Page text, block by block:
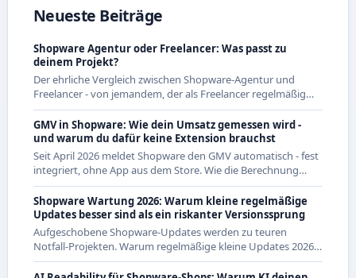
Neueste Beiträge
Shopware Agentur oder Freelancer: Was passt zu
deinem Projekt?
Der ehrliche Vergleich zwischen Shopware-Agentur und
Freelancer - von jemandem, der als Freelancer regelmäßig
mit Agenturen zusammenarbeitet und beide Seiten kennt.
GMV in Shopware: Wie dein Umsatz gemessen wird -
und warum du dafür keine Extension brauchst
Seit April 2026 meldet Shopware den GMV automatisch - fest
integriert, ohne App aus dem Store. Wie die Berechnung
genau funktioniert und was das für CE-Händler bedeutet.
Shopware Wartung 2026: Warum kleine regelmäßige
Updates besser sind als ein riskanter Versionssprung
Aufgeschobene Shopware-Updates werden zu teuren
Notfall-Projekten. Warum regelmäßige kleine Updates 2026
die wirtschaftlichere Strategie sind - mit Beispielen aus den
letzten Releases.